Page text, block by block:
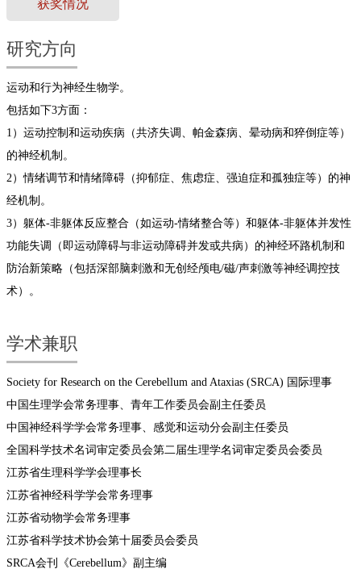
获奖情况
研究方向
运动和行为神经生物学。
包括如下3方面：
1）运动控制和运动疾病（共济失调、帕金森病、晕动病和猝倒症等）
的神经机制。
2）情绪调节和情绪障碍（抑郁症、焦虑症、强迫症和孤独症等）的神
经机制。
3）躯体-非躯体反应整合（如运动-情绪整合等）和躯体-非躯体并发性
功能失调（即运动障碍与非运动障碍并发或共病）的神经环路机制和
防治新策略（包括深部脑刺激和无创经颅电/磁/声刺激等神经调控技
术） 。
学术兼职
Society for Research on the Cerebellum and Ataxias (SRCA) 国际理事
中国生理学会常务理事、青年工作委员会副主任委员
中国神经科学学会常务理事、感觉和运动分会副主任委员
全国科学技术名词审定委员会第二届生理学名词审定委员会委员
江苏省生理科学学会理事长
江苏省神经科学学会常务理事
江苏省动物学会常务理事
江苏省科学技术协会第十届委员会委员
SRCA会刊《Cerebellum》副主编